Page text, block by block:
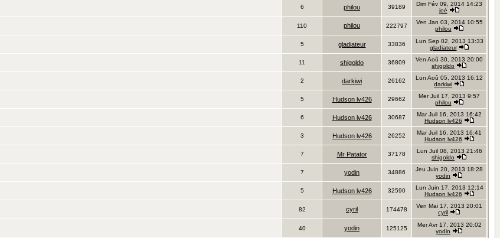
6 philou 39189
Dim Fév 09, 2014 14:23
joé
110 philou 222797
Ven Jan 03, 2014 10:55
philou
5 gladiateur 33836
Lun Sep 02, 2013 13:33
gladiateur
11 shigoldo 36809
Ven Aoû 30, 2013 20:00
shigoldo
2 darkiwi 26162
Lun Aoû 05, 2013 16:12
darkiwi
5 Hudson lv426 29662
Mer Juil 17, 2013 9:57
philou
6 Hudson lv426 30687
Mar Juil 16, 2013 16:42
Hudson lv426
3 Hudson lv426 26252
Mar Juil 16, 2013 16:41
Hudson lv426
7 Mr Patator 37178
Lun Juil 08, 2013 21:46
shigoldo
7 yodin 34886
Jeu Juin 20, 2013 18:28
yodin
5 Hudson lv426 32590
Lun Juin 17, 2013 12:14
Hudson lv426
82 cyril 174478
Ven Mai 17, 2013 20:01
cyril
40 yodin 125125
Mer Avr 17, 2013 20:02
yodin